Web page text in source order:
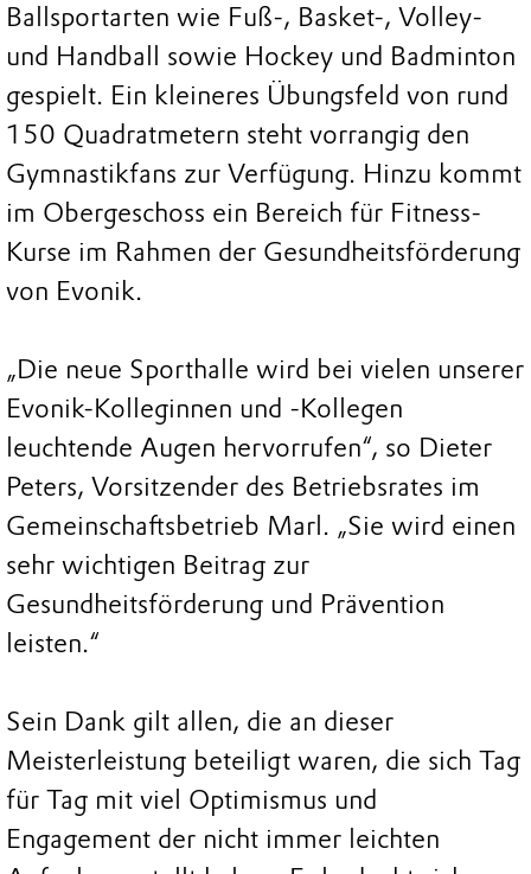
Ballsportarten wie Fuß-, Basket-, Volley-
und Handball sowie Hockey und Badminton
gespielt. Ein kleineres Übungsfeld von rund
150 Quadratmetern steht vorrangig den
Gymnastikfans zur Verfügung. Hinzu kommt
im Obergeschoss ein Bereich für Fitness-
Kurse im Rahmen der Gesundheitsförderung
von Evonik.
„Die neue Sporthalle wird bei vielen unserer
Evonik-Kolleginnen und -Kollegen
leuchtende Augen hervorrufen“, so Dieter
Peters, Vorsitzender des Betriebsrates im
Gemeinschaftsbetrieb Marl. „Sie wird einen
sehr wichtigen Beitrag zur
Gesundheitsförderung und Prävention
leisten.“
Sein Dank gilt allen, die an dieser
Meisterleistung beteiligt waren, die sich Tag
für Tag mit viel Optimismus und
Engagement der nicht immer leichten